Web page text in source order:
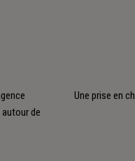
autour de
Une prise en